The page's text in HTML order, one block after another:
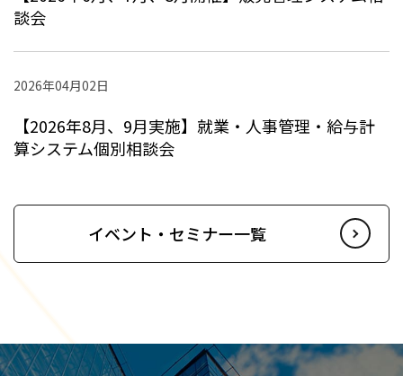
談会
2026年04月02日
【2026年8月、9月実施】就業・人事管理・給与計
算システム個別相談会
イベント・セミナー一覧